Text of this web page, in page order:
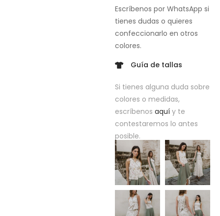
Escríbenos por WhatsApp si
tienes dudas o quieres
confeccionarlo en otros
colores.
Guía de tallas
Si tienes alguna duda sobre
colores o medidas,
escríbenos aquíy te
contestaremos lo antes
posible.